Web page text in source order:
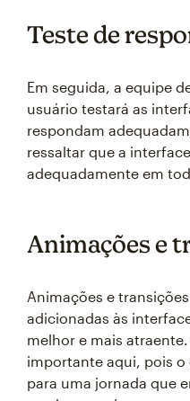
Teste de
Em seguida, a equipe
usuário testará as
respondam
ressaltar que a
adequadamente em
Animações e
Animações e
adicionadas às
melhor e mais
importante aqui, pois
para uma jornada que